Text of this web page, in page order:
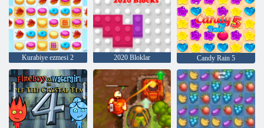
Kurabiye ezmesi 2 2020 Bloklar Candy Rain 5